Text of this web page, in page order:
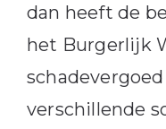
dan heeft de
het Burgerlijk
verschillende